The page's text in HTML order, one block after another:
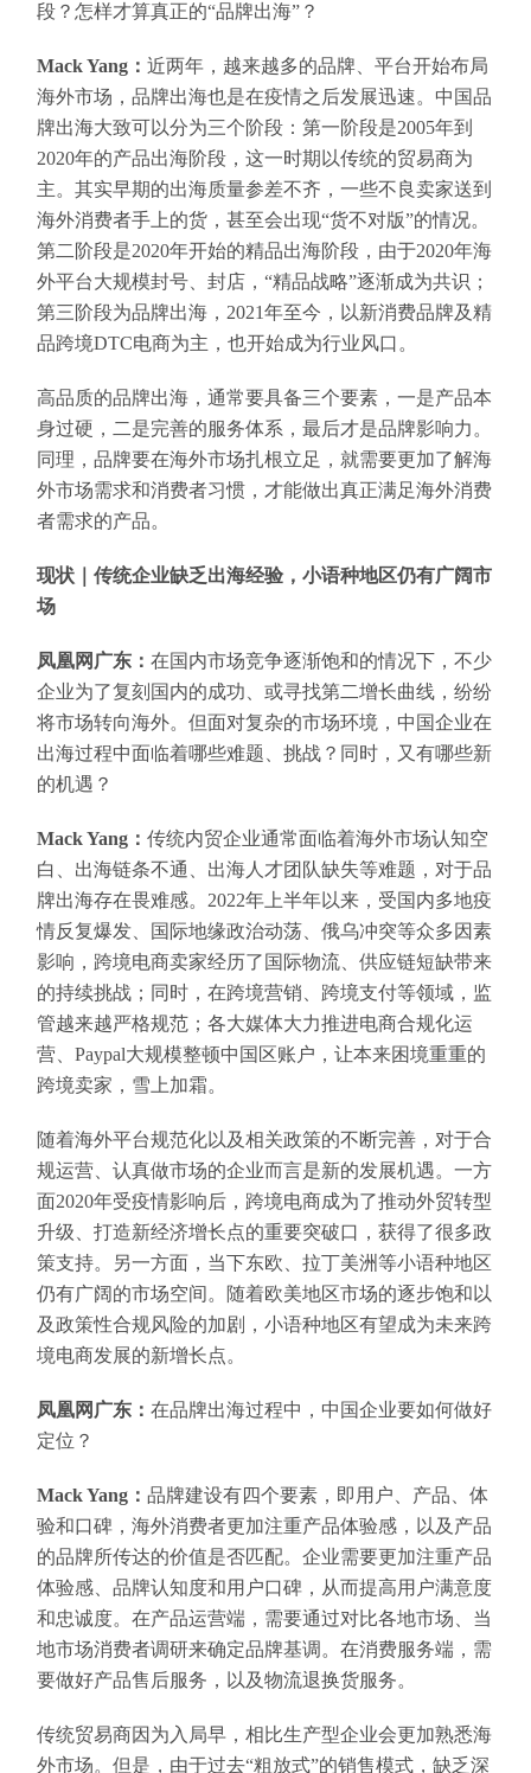
段？怎样才算真正的“品牌出海”？
Mack Yang：近两年，越来越多的品牌、平台开始布局
海外市场，品牌出海也是在疫情之后发展迅速。中国品
牌出海大致可以分为三个阶段：第一阶段是2005年到
2020年的产品出海阶段，这一时期以传统的贸易商为
主。其实早期的出海质量参差不齐，一些不良卖家送到
海外消费者手上的货，甚至会出现“货不对版”的情况。
第二阶段是2020年开始的精品出海阶段，由于2020年海
外平台大规模封号、封店，“精品战略”逐渐成为共识；
第三阶段为品牌出海，2021年至今，以新消费品牌及精
品跨境DTC电商为主，也开始成为行业风口。
高品质的品牌出海，通常要具备三个要素，一是产品本
身过硬，二是完善的服务体系，最后才是品牌影响力。
同理，品牌要在海外市场扎根立足，就需要更加了解海
外市场需求和消费者习惯，才能做出真正满足海外消费
者需求的产品。
现状｜传统企业缺乏出海经验，小语种地区仍有广阔市
场
凤凰网广东：在国内市场竞争逐渐饱和的情况下，不少
企业为了复刻国内的成功、或寻找第二增长曲线，纷纷
将市场转向海外。但面对复杂的市场环境，中国企业在
出海过程中面临着哪些难题、挑战？同时，又有哪些新
的机遇？
Mack Yang：传统内贸企业通常面临着海外市场认知空
白、出海链条不通、出海人才团队缺失等难题，对于品
牌出海存在畏难感。2022年上半年以来，受国内多地疫
情反复爆发、国际地缘政治动荡、俄乌冲突等众多因素
影响，跨境电商卖家经历了国际物流、供应链短缺带来
的持续挑战；同时，在跨境营销、跨境支付等领域，监
管越来越严格规范；各大媒体大力推进电商合规化运
营、Paypal大规模整顿中国区账户，让本来困境重重的
跨境卖家，雪上加霜。
随着海外平台规范化以及相关政策的不断完善，对于合
规运营、认真做市场的企业而言是新的发展机遇。一方
面2020年受疫情影响后，跨境电商成为了推动外贸转型
升级、打造新经济增长点的重要突破口，获得了很多政
策支持。另一方面，当下东欧、拉丁美洲等小语种地区
仍有广阔的市场空间。随着欧美地区市场的逐步饱和以
及政策性合规风险的加剧，小语种地区有望成为未来跨
境电商发展的新增长点。
凤凰网广东：在品牌出海过程中，中国企业要如何做好
定位？
Mack Yang：品牌建设有四个要素，即用户、产品、体
验和口碑，海外消费者更加注重产品体验感，以及产品
的品牌所传达的价值是否匹配。企业需要更加注重产品
体验感、品牌认知度和用户口碑，从而提高用户满意度
和忠诚度。在产品运营端，需要通过对比各地市场、当
地市场消费者调研来确定品牌基调。在消费服务端，需
要做好产品售后服务，以及物流退换货服务。
传统贸易商因为入局早，相比生产型企业会更加熟悉海
外市场。但是，由于过去“粗放式”的销售模式，缺乏深